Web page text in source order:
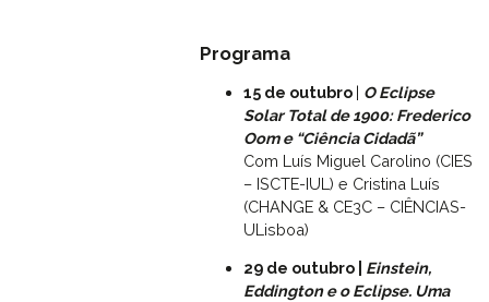
Programa
15 de outubro | O Eclipse
Solar Total de 1900: Frederico
Oom e “Ciência Cidadã”
Com Luís Miguel Carolino (CIES
– ISCTE-IUL) e Cristina Luís
(CHANGE & CE3C – CIÊNCIAS-
ULisboa)
29 de outubro | Einstein,
Eddington e o Eclipse. Uma